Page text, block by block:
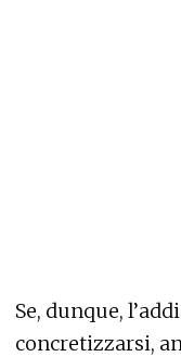
Se, dunque,
concretizzarsi,